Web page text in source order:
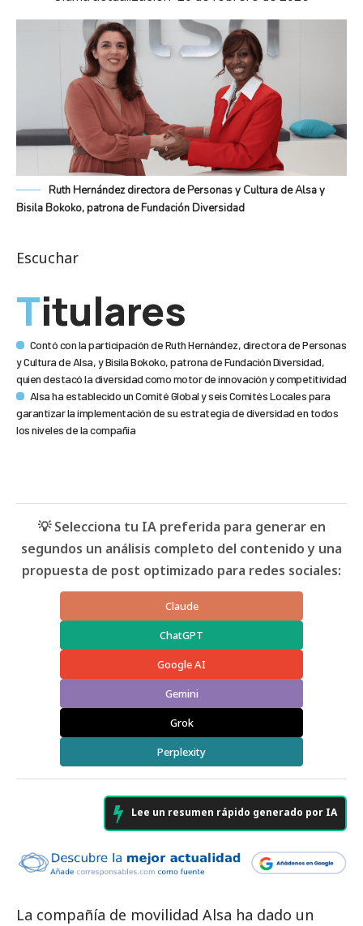
Ruth Hernández directora de Personas y Cultura de Alsa y
Bisila Bokoko, patrona de Fundación Diversidad
Escuchar
Titulares
Contó con la participación de Ruth Hernández, directora de Personas
y Cultura de Alsa, y Bisila Bokoko, patrona de Fundación Diversidad,
quien destacó la diversidad como motor de innovación y competitividad
Alsa ha establecido un Comité Global y seis Comités Locales para
garantizar la implementación de su estrategia de diversidad en todos
los niveles de la compañía
💡 Selecciona tu IA preferida para generar en
segundos un análisis completo del contenido y una
propuesta de post optimizado para redes sociales:
Claude
ChatGPT
Google AI
Gemini
Grok
Perplexity
Lee un resumen rápido generado por IA
La compañía de movilidad Alsa ha dado un